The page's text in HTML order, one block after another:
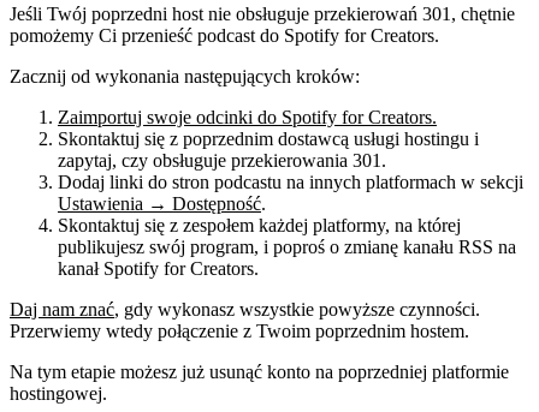
Jeśli Twój poprzedni host nie obsługuje przekierowań 301, chętnie
pomożemy Ci przenieść podcast do Spotify for Creators.
Zacznij od wykonania następujących kroków:
Zaimportuj swoje odcinki do Spotify for Creators.
Skontaktuj się z poprzednim dostawcą usługi hostingu i
zapytaj, czy obsługuje przekierowania 301.
Dodaj linki do stron podcastu na innych platformach w sekcji
Ustawienia → Dostępność.
Skontaktuj się z zespołem każdej platformy, na której
publikujesz swój program, i poproś o zmianę kanału RSS na
kanał Spotify for Creators.
Daj nam znać, gdy wykonasz wszystkie powyższe czynności.
Przerwiemy wtedy połączenie z Twoim poprzednim hostem.
Na tym etapie możesz już usunąć konto na poprzedniej platformie
hostingowej.